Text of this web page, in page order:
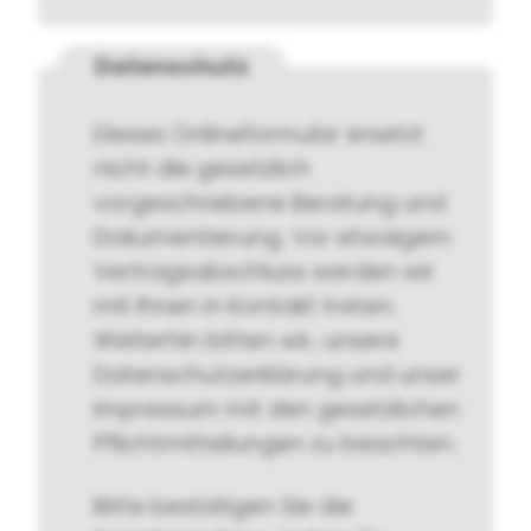
Datenschutz
Dieses Onlineformular ersetzt
nicht die gesetzlich
vorgeschriebene Beratung und
Dokumentierung. Vor etwaigem
Vertragsabschluss werden wir
mit Ihnen in Kontakt treten.
Weiterhin bitten wir, unsere
Datenschutzerklärung und unser
Impressum mit den gesetzlichen
Pflichtmitteilungen zu beachten.
Bitte bestätigen Sie die